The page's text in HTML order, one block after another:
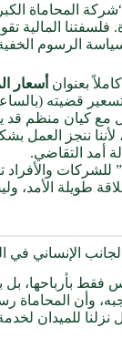
المحاماة
فلسفتنا المالية
الرسوم الخفية
بعنوان أسعار
قضيته
مع كيان منظم قد
لأننا ننجز العمل
أمد التقاضي.
للشركات والأفراد
علاقة طويلة
الإنساني في
فقط بأرباحها، بل
وأن المحاماة
للميدان